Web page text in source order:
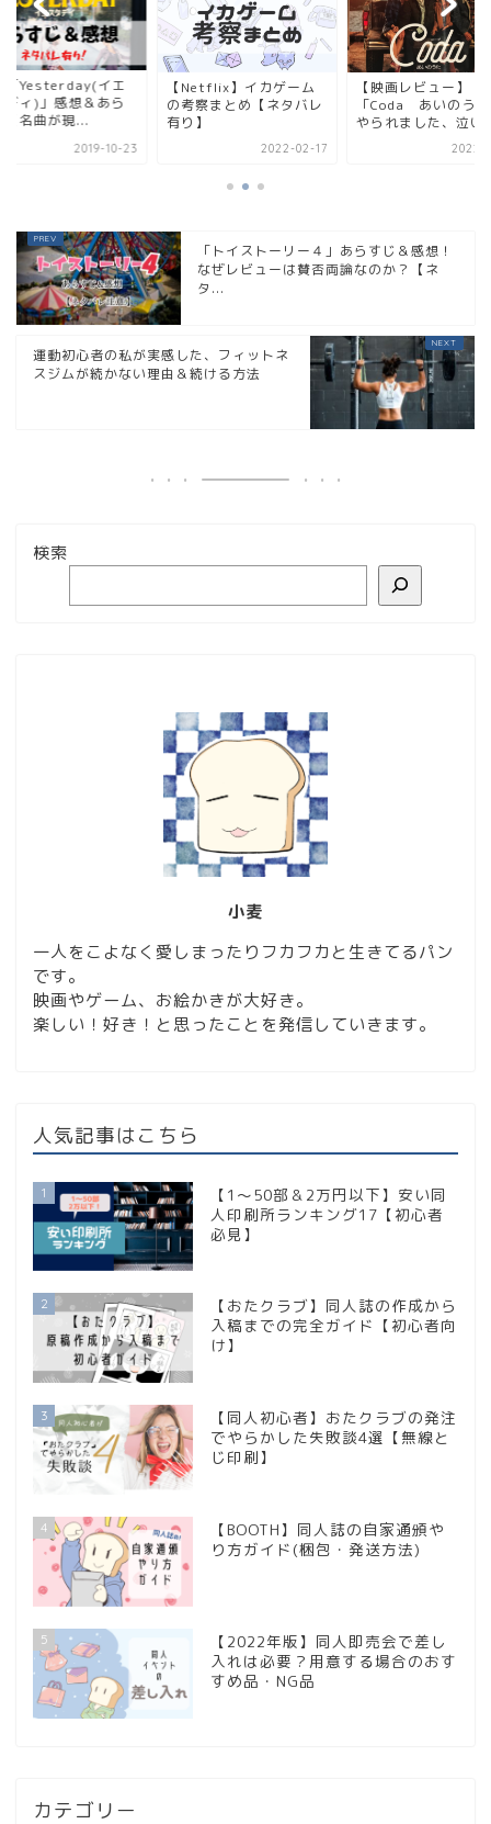
「Yesterday(イエ
ディ)」感想＆あら
【名曲が現...
2019-10-23
【Netflix】イカゲーム
の考察まとめ【ネタバレ
有り】
2022-02-17
【映画レビュー】
「Coda あいのう
やられました、泣い
2022-
「トイストーリー４」あらすじ＆感想！
なぜレビューは賛否両論なのか？【ネ
タ...
運動初心者の私が実感した、フィットネ
スジムが続かない理由＆続ける方法
検索
小麦
一人をこよなく愛しまったりフカフカと生きてるパン
です。
映画やゲーム、お絵かきが大好き。
楽しい！好き！と思ったことを発信していきます。
人気記事はこちら
1
【1〜50部＆2万円以下】安い同
人印刷所ランキング17【初心者
必見】
2
【おたクラブ】同人誌の作成から
入稿までの完全ガイド【初心者向
け】
3
【同人初心者】おたクラブの発注
でやらかした失敗談4選【無線と
じ印刷】
4
【BOOTH】同人誌の自家通頒や
り方ガイド(梱包・発送方法)
5
【2022年版】同人即売会で差し
入れは必要？用意する場合のおす
すめ品・NG品
カテゴリー